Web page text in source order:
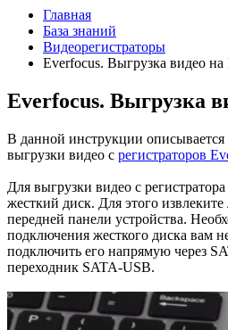
Главная
База знаний
Видеорегистраторы
Everfocus. Выгрузка видео
Everfocus. Выгрузка
В данной инструкции описывается
выгрузки видео с регистраторов
Для выгрузки видео с
жесткий диск. Для этого
передней панели устройства.
подключения жесткого диска вам
подключить его напрямую через
переходник SATA-USB.